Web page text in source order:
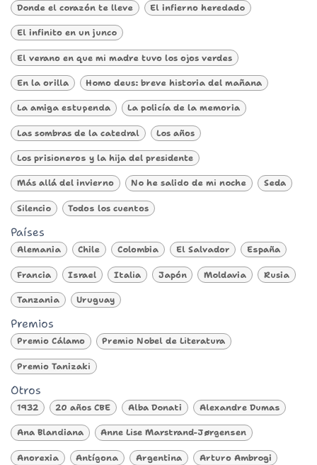
Donde el corazón te lleve El infierno heredado
El infinito en un junco
El verano en que mi madre tuvo los ojos verdes
En la orilla Homo deus: breve historia del mañana
La amiga estupenda La policía de la memoria
Las sombras de la catedral Los años
Los prisioneros y la hija del presidente
Más allá del invierno No he salido de mi noche Seda
Silencio Todos los cuentos
Países
Alemania Chile Colombia El Salvador España
Francia Israel Italia Japón Moldavia Rusia
Tanzania Uruguay
Premios
Premio Cálamo Premio Nobel de Literatura
Premio Tanizaki
Otros
1932 20 años CBE Alba Donati Alexandre Dumas
Ana Blandiana Anne Lise Marstrand-Jørgensen
Anorexia Antígona Argentina Arturo Ambrogi